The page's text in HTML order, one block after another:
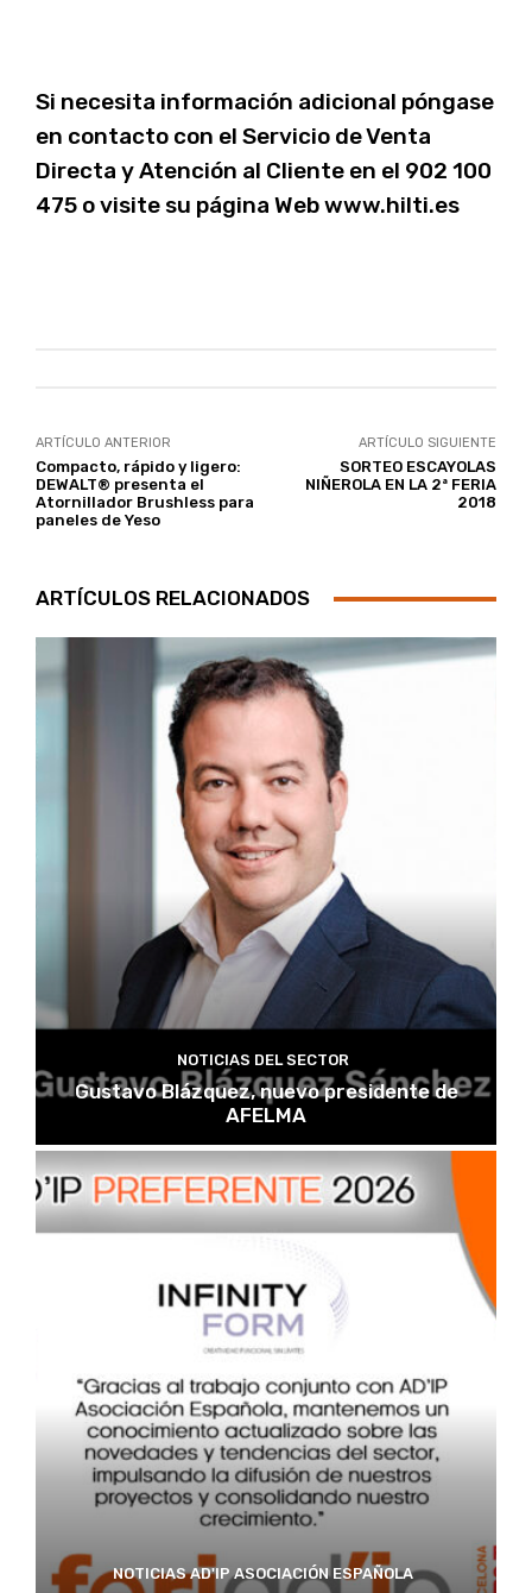
Si necesita información adicional póngase
en contacto con el Servicio de Venta
Directa y Atención al Cliente en el 902 100
475 o visite su página Webwww.hilti.es
ARTÍCULO ANTERIOR
Compacto, rápido y ligero:
DEWALT® presenta el
Atornillador Brushless para
paneles de Yeso
ARTÍCULO SIGUIENTE
SORTEO ESCAYOLAS
NIÑEROLA EN LA 2ª FERIA
2018
ARTÍCULOS RELACIONADOS
NOTICIAS DEL SECTOR
Gustavo Blázquez, nuevo presidente de
AFELMA
NOTICIAS AD'IP ASOCIACIÓN ESPAÑOLA